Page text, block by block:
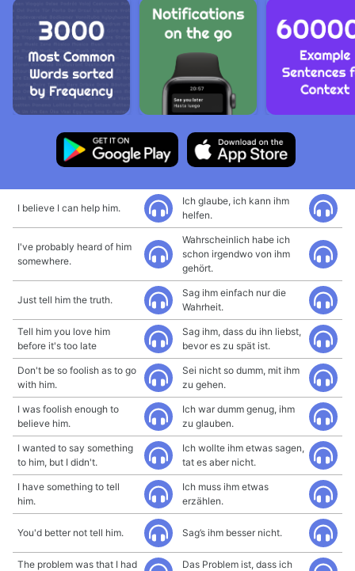
I believe I can help him.
Ich glaube, ich kann ihm
helfen.
I've probably heard of him
somewhere.
Wahrscheinlich habe ich
schon irgendwo von ihm
gehört.
Just tell him the truth.
Sag ihm einfach nur die
Wahrheit.
Tell him you love him
before it's too late
Sag ihm, dass du ihn liebst,
bevor es zu spät ist.
Don't be so foolish as to go
with him.
Sei nicht so dumm, mit ihm
zu gehen.
I was foolish enough to
believe him.
Ich war dumm genug, ihm
zu glauben.
I wanted to say something
to him, but I didn't.
Ich wollte ihm etwas sagen,
tat es aber nicht.
I have something to tell
him.
Ich muss ihm etwas
erzählen.
You'd better not tell him. Sag’s ihm besser nicht.
The problem was that I had
Das Problem ist, dass ich